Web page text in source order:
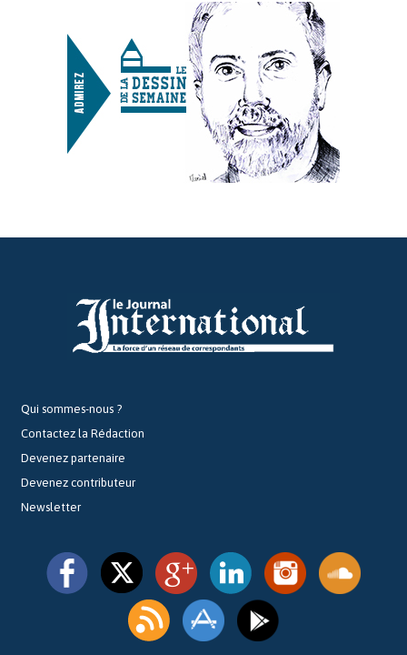
Qui sommes-nous ?
Contactez la Rédaction
Devenez partenaire
Devenez contributeur
Newsletter